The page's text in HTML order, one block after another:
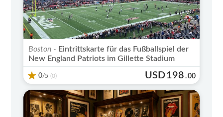
Boston - Eintrittskarte für das Fußballspiel der
New England Patriots im Gillette Stadium
0/5 (0) USD198 .00